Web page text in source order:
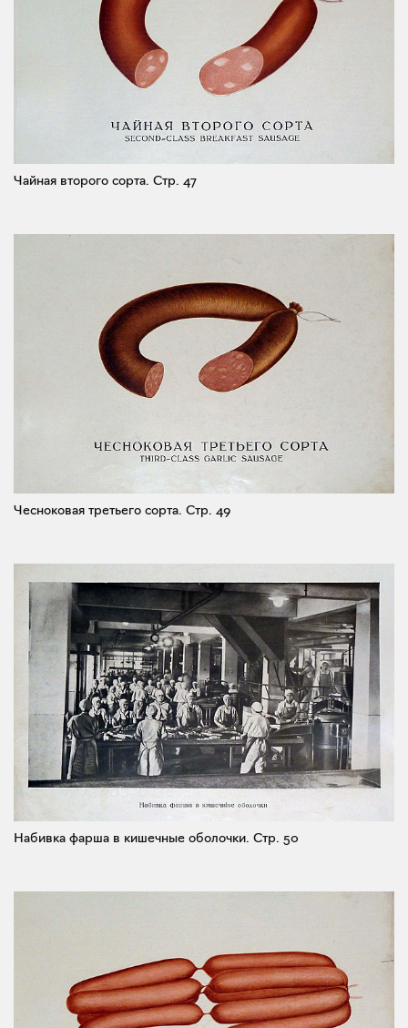
Чайная второго сорта. Стр. 47
Чесноковая третьего сорта. Стр. 49
Набивка фарша в кишечные оболочки. Стр. 50